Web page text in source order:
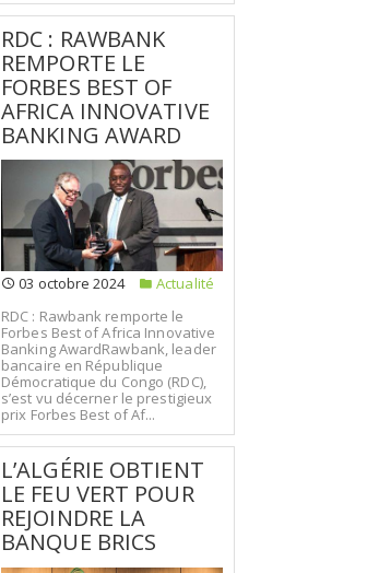
RDC : RAWBANK
REMPORTE LE
FORBES BEST OF
AFRICA INNOVATIVE
BANKING AWARD
03 octobre 2024
Actualité
RDC : Rawbank remporte le
Forbes Best of Africa Innovative
Banking AwardRawbank, leader
bancaire en République
Démocratique du Congo (RDC),
s’est vu décerner le prestigieux
prix Forbes Best of Af...
L’ALGÉRIE OBTIENT
LE FEU VERT POUR
REJOINDRE LA
BANQUE BRICS